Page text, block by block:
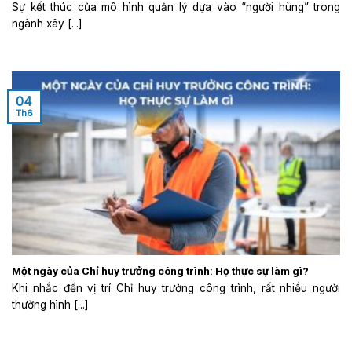
Sự kết thúc của mô hình quản lý dựa vào “người hùng” trong
ngành xây [...]
Một ngày của Chỉ huy trưởng công trình: Họ thực sự làm gì?
Khi nhắc đến vị trí Chỉ huy trưởng công trình, rất nhiều người
thường hình [...]
04
Th6